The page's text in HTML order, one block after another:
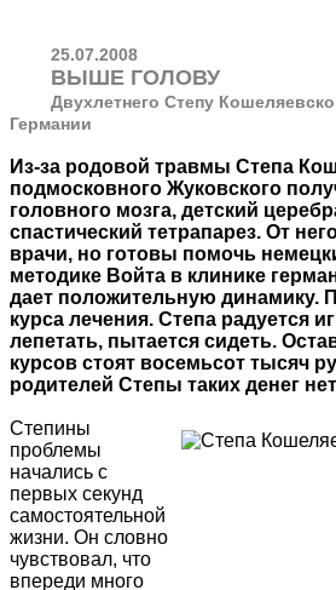
25.07.2008
ВЫШЕ ГОЛОВУ
Двухлетнего Степу
Германии
Из-за родовой травмы Степа
подмосковного Жуковского
головного мозга, детский
спастический тетрапарез. От
врачи, но готовы помочь
методике Войта в клинике
дает положительную динамику.
курса лечения. Степа радуется
лепетать, пытается сидеть.
курсов стоят восемьсот тысяч
родителей Степы таких денег
Степины
проблемы
начались с
первых секунд
самостоятельной
жизни. Он словно
чувствовал, что
впереди много